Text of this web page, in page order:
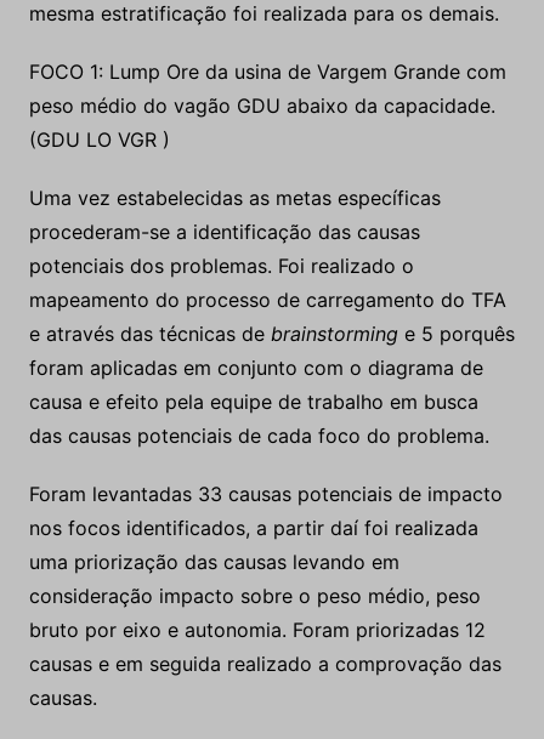
mesma estratificação foi realizada para os demais.
FOCO 1: Lump Ore da usina de Vargem Grande com
peso médio do vagão GDU abaixo da capacidade.
(GDU LO VGR )
Uma vez estabelecidas as metas específicas
procederam-se a identificação das causas
potenciais dos problemas. Foi realizado o
mapeamento do processo de carregamento do TFA
e através das técnicas de brainstorming e 5 porquês
foram aplicadas em conjunto com o diagrama de
causa e efeito pela equipe de trabalho em busca
das causas potenciais de cada foco do problema.
Foram levantadas 33 causas potenciais de impacto
nos focos identificados, a partir daí foi realizada
uma priorização das causas levando em
consideração impacto sobre o peso médio, peso
bruto por eixo e autonomia. Foram priorizadas 12
causas e em seguida realizado a comprovação das
causas.